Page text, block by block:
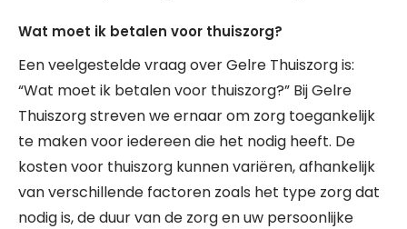
Wat moet ik betalen voor thuiszorg?
Een veelgestelde vraag over Gelre Thuiszorg is:
“Wat moet ik betalen voor thuiszorg?” Bij Gelre
Thuiszorg streven we ernaar om zorg toegankelijk
te maken voor iedereen die het nodig heeft. De
kosten voor thuiszorg kunnen variëren, afhankelijk
van verschillende factoren zoals het type zorg dat
nodig is, de duur van de zorg en uw persoonlijke